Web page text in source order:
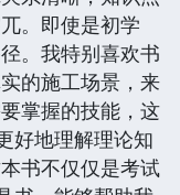
。即使是初学
。我特别喜欢书
的施工场景，来
掌握的技能，这
好地理解理论知
书不仅仅是考试